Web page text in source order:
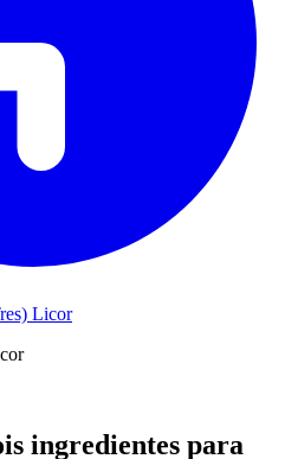
Licor
ingredientes para